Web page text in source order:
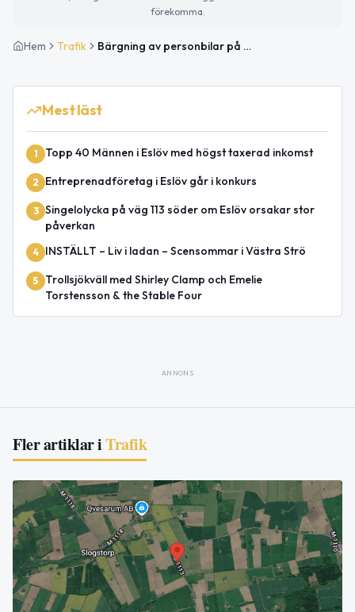
förekomma.
Hem Trafik Bärgning av personbilar på väg 113 mellan Eslöv Sjöhusen och Gryby
Mest läst
1 Topp 40 Männen i Eslöv med högst taxerad inkomst
2 Entreprenadföretag i Eslöv går i konkurs
3 Singelolycka på väg 113 söder om Eslöv orsakar stor
påverkan
4 INSTÄLLT – Liv i ladan – Scensommar i Västra Strö
5
Trollsjökväll med Shirley Clamp och Emelie
Torstensson & the Stable Four
ANNONS
Fler artiklar iTrafik